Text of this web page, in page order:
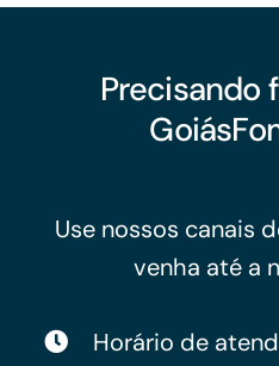
Precisando
Use nossos canais
venha até a
Horário de